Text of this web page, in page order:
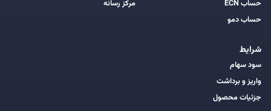
حساب ECN
حساب دمو
شرایط
سود سهام
واریز و برداشت
جزئیات محصول
مرکز رسانه